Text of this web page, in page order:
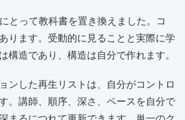
とって教科書を置き換えました。コ
ります。受動的に見ることと実際に学
構造であり、構造は自分で作れます。
ンした再生リストは、自分がコントロ
。講師、順序、深さ、ペースを自分で